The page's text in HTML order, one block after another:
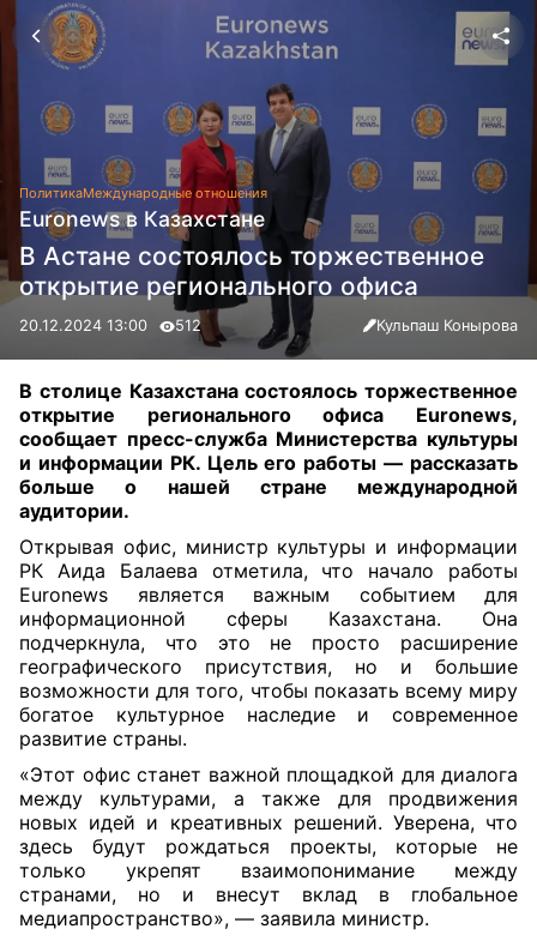
ПолитикаМеждународные отношения
Euronews в Казахстане
В Астане состоялось торжественное
открытие регионального офиса
20.12.2024 13:00 512 Кульпаш Конырова
В столице Казахстана состоялось торжественное
открытие регионального офиса Euronews,
сообщает пресс-служба Министерства культуры
и информации РК. Цель его работы — рассказать
больше о нашей стране международной
аудитории.
Открывая офис, министр культуры и информации
РК Аида Балаева отметила, что начало работы
Euronews является важным событием для
информационной сферы Казахстана. Она
подчеркнула, что это не просто расширение
географического присутствия, но и большие
возможности для того, чтобы показать всему миру
богатое культурное наследие и современное
развитие страны.
«Этот офис станет важной площадкой для диалога
между культурами, а также для продвижения
новых идей и креативных решений. Уверена, что
здесь будут рождаться проекты, которые не
только укрепят взаимопонимание между
странами, но и внесут вклад в глобальное
медиапространство», — заявила министр.